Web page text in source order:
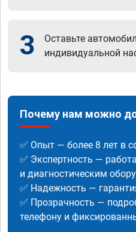
3
Оставьте
индивидуальной
Почему нам можно
✅ Опыт — более 8 лет в
✅ Экспертность —
и диагностическим
✅ Надежность —
✅ Прозрачность —
телефону и